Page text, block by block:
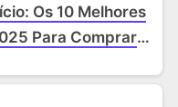
Os 10 Melhores
Para Comprar